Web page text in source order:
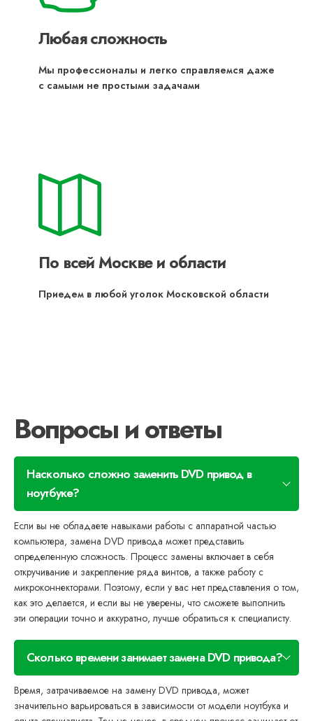
Любая сложность
Мы профессионалы и легко справляемся даже
с самыми не простыми задачами
По всей Москве и области
Приедем в любой уголок Московской области
Вопросы и ответы
Насколько сложно заменить DVD привод в
ноутбуке?
Если вы не обладаете навыками работы с аппаратной частью
компьютера, замена DVD привода может представить
определенную сложность. Процесс замены включает в себя
откручивание и закрепление ряда винтов, а также работу с
микроконнекторами. Поэтому, если у вас нет представления о том,
как это делается, и если вы не уверены, что сможете выполнить
эти операции точно и аккуратно, лучше обратиться к специалисту.
Сколько времени занимает замена DVD привода?
Время, затрачиваемое на замену DVD привода, может
значительно варьироваться в зависимости от модели ноутбука и